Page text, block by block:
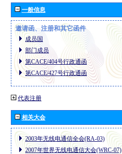
一般信息
邀请函、注册和其它函件
成员国
部门成员
第CACE/404号行政通函
第CACE/427号行政通函
代表注册
相关大会
2003年无线电通信全会(RA-03)
2007年世界无线电通信大会(WRC-07)